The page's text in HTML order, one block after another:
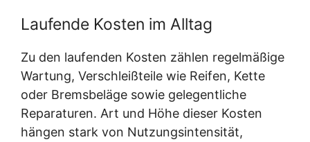
Laufende Kosten im Alltag
Zu den laufenden Kosten zählen regelmäßige
Wartung, Verschleißteile wie Reifen, Kette
oder Bremsbeläge sowie gelegentliche
Reparaturen. Art und Höhe dieser Kosten
hängen stark von Nutzungsintensität,